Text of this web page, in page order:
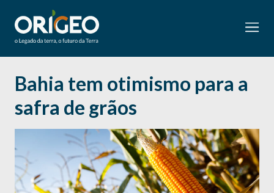
Bahia tem otimismo para a
safra de grãos